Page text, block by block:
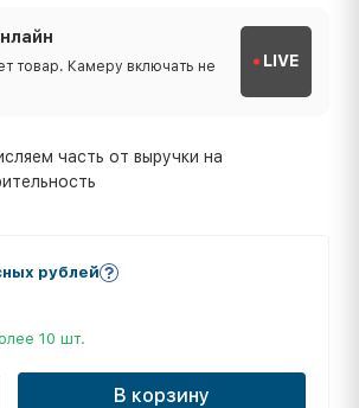
товар. Камеру включать не
LIVE
часть от выручки на
рублей
10 шт.
В корзину